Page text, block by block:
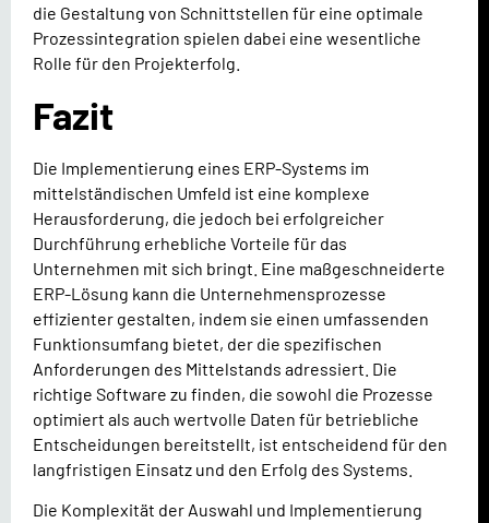
die Gestaltung von Schnittstellen für eine optimale
Prozessintegration spielen dabei eine wesentliche
Rolle für den Projekterfolg.
Fazit
Die Implementierung eines ERP-Systems im
mittelständischen Umfeld ist eine komplexe
Herausforderung, die jedoch bei erfolgreicher
Durchführung erhebliche Vorteile für das
Unternehmen mit sich bringt. Eine maßgeschneiderte
ERP-Lösung kann die Unternehmensprozesse
effizienter gestalten, indem sie einen umfassenden
Funktionsumfang bietet, der die spezifischen
Anforderungen des Mittelstands adressiert. Die
richtige Software zu finden, die sowohl die Prozesse
optimiert als auch wertvolle Daten für betriebliche
Entscheidungen bereitstellt, ist entscheidend für den
langfristigen Einsatz und den Erfolg des Systems.
Die Komplexität der Auswahl und Implementierung